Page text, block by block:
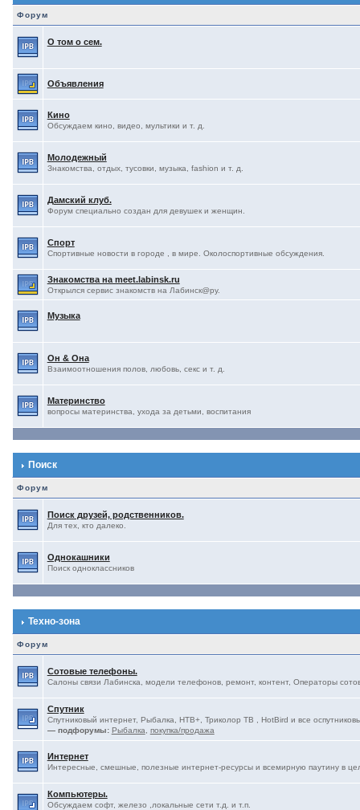
Форум
О том о сем.
Объявления
Кино
Обсуждаем кино, видео, мультики и т. д.
Молодежный
Знакомства, отдых, тусовки, музыка, fashion и т. д.
Дамский клуб.
Форум специально создан для девушек и женщин.
Спорт
Спортивные новости в городе , в мире. Околоспортивные обсуждения.
Знакомства на meet.labinsk.ru
Открылся сервис знакомств на Лабинск@ру.
Музыка
Он & Она
Взаимоотношения полов, любовь, секс и т. д.
Материнство
вопросы материнства, ухода за детьми, воспитания
Поиск
Форум
Поиск друзей, родственников.
Для тех, кто далеко.
Однокашники
Поиск одноклассников
Техно-зона
Форум
Сотовые телефоны.
Салоны связи Лабинска, модели телефонов, ремонт, контент, Операторы
Спутник
Спутниковый интернет, Рыбалка, НТВ+, Триколор ТВ , HotBird и все
— подфорумы: Рыбалка покупка/продажа
Интернет
Интересные, смешные, полезные интернет-ресурсы и всемирную паутину в
Компьютеры.
Обсуждаем софт, железо ,локальные сети т.д. и т.п.